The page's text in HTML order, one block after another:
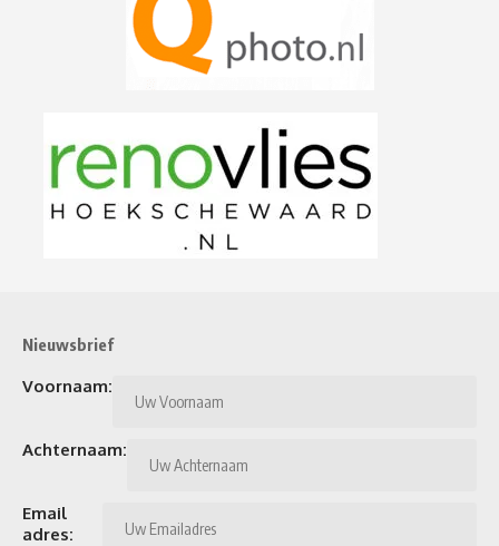
Nieuwsbrief
Voornaam:
Achternaam:
Email
adres: